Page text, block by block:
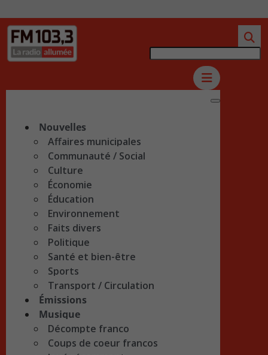
Nouvelles
Affaires municipales
Communauté / Social
Culture
Économie
Éducation
Environnement
Faits divers
Politique
Santé et bien-être
Sports
Transport / Circulation
Émissions
Musique
Décompte franco
Coups de coeur francos